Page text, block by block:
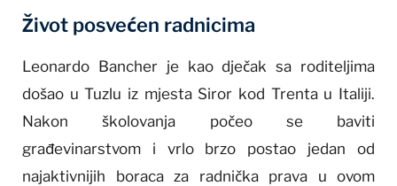
Život posvećen radnicima
Leonardo Bancher je kao dječak sa roditeljima
došao u Tuzlu iz mjesta Siror kod Trenta u Italiji.
Nakon školovanja počeo se baviti
građevinarstvom i vrlo brzo postao jedan od
najaktivnijih boraca za radnička prava u ovom